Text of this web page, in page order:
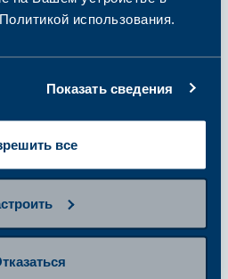
использования.
Показать сведения
все
к сдаче